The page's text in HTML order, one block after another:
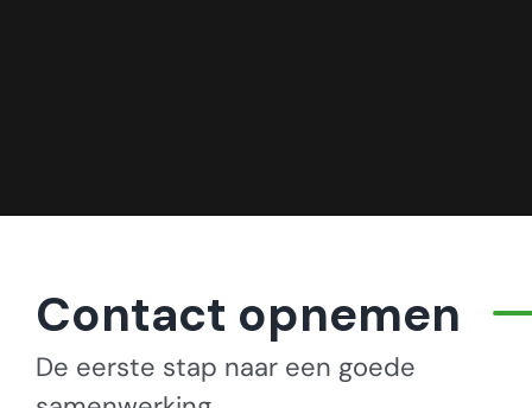
Contact opnemen
De eerste stap naar een goede